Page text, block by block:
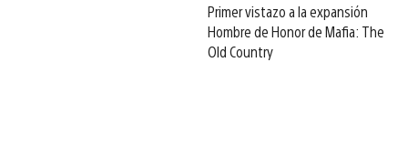
Primer vistazo a la expansión
Hombre de Honor de Mafia: The
Old Country